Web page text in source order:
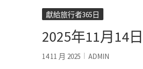
獻給旅行者365日
2025年11月14日
14 11 月 2025 ADMIN